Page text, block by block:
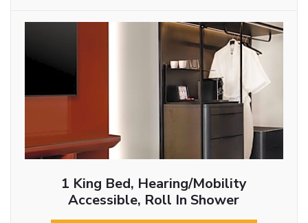
1 King Bed, Hearing/Mobility
Accessible, Roll In Shower